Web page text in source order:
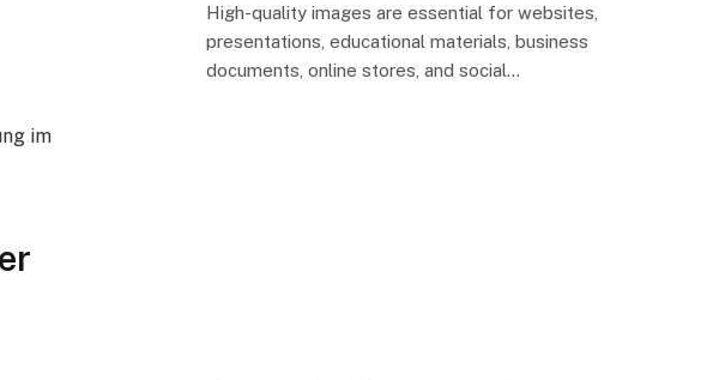
im
High-quality images are essential for websites,
presentations, educational materials, business
documents, online stores, and social…